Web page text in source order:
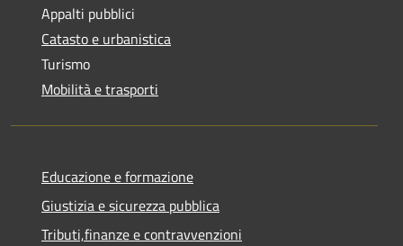
Appalti pubblici
Catasto e urbanistica
Turismo
Mobilità e trasporti
Educazione e formazione
Giustizia e sicurezza pubblica
Tributi,finanze e contravvenzioni